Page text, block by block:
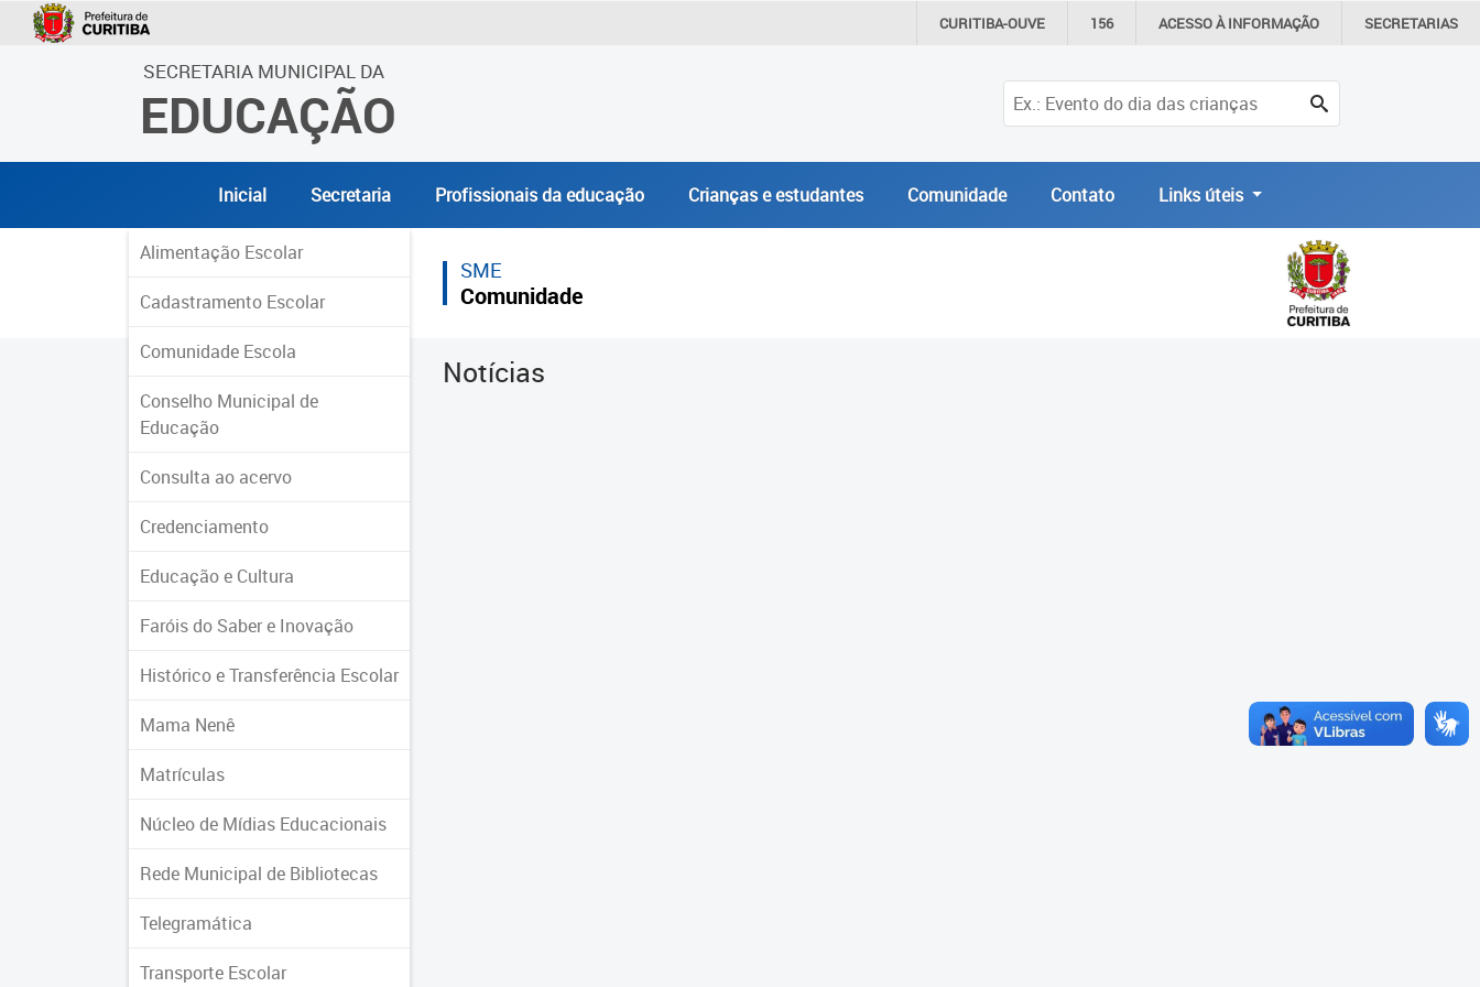
CURITIBA-OUVE 156 ACESSO ÀINFORMAÇÃO SECRETARIAS
SECRETARIA MUNICIPAL DA
EDUCAÇÃO
Inicial Secretaria Profissionais da educação Crianças e estudantes Comunidade Contato Links úteis
Alimentação Escolar
Cadastramento Escolar
Comunidade Escola
Conselho Municipal de
Educação
Consulta ao acervo
Credenciamento
Educação e Cultura
Faróis do Saber e Inovação
Histórico e Transferência Escolar
Mama Nenê
Matrículas
Núcleo de Mídias Educacionais
Rede Municipal de Bibliotecas
Telegramática
Transporte Escolar
SME
Comunidade
Notícias